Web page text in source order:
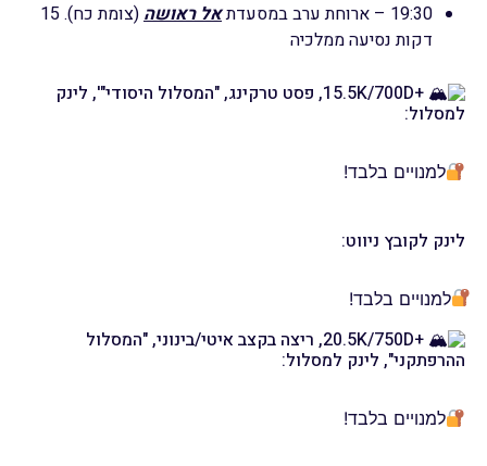
19:30 – ארוחת ערב במסעדת
אל ראושה
(צומת כח). 15
דקות נסיעה ממלכיה
+15.5K/700D, פסט טרקינג, "המסלול היסודי"', לינק
למסלול:
למנויים בלבד!
לינק לקובץ ניווט:
למנויים בלבד!
+20.5K/750D, ריצה בקצב איטי/בינוני, "המסלול
ההרפתקני", לינק למסלול:
למנויים בלבד!